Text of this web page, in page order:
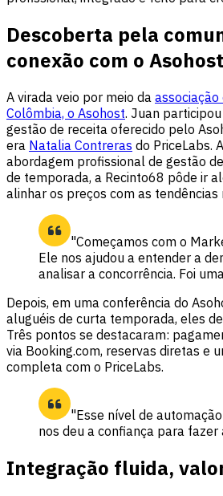
Descoberta pela
conexão com o Asohost
A virada veio por meio da
Colômbia, o Asohost. Juan
gestão de receita oferecido pelo
era Natalia Contreras do PriceLabs.
abordagem profissional de gestão
de temporada, a Recinto68 pôde ir
alinhar os preços com as tendências
"Começamos com o
Ele nos ajudou a entender a
analisar a concorrência. Foi
Depois, em uma conferência do
aluguéis de curta temporada, eles
Três pontos se destacaram:
via Booking.com, reservas diretas e
completa com o PriceLabs.
"Esse nível de
nos deu a confiança para fazer
Integração fluida,